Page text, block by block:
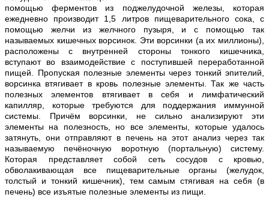
помощью ферментов из поджелудочной железы, которая
ежедневно производит 1,5 литров пищеварительного сока, с
помощью желчи из желчного пузыря, и с помощью так
называемых кишечных ворсинок. Эти ворсинки (а их миллионы),
расположены с внутренней стороны тонкого кишечника,
вступают во взаимодействие с поступившей переработанной
пищей. Пропуская полезные элементы через тонкий эпителий,
ворсинка втягивает в кровь полезные элементы. Так же часть
полезных элементов втягивает в себя и лимфатический
капилляр, которые требуются для поддержания иммунной
системы. Причём ворсинки, не сильно анализируют эти
элементы на полезность, но все элементы, которые удалось
затянуть, они отправляют в печень на этот анализ через так
называемую печёночную воротную (портальную) систему.
Которая представляет собой сеть сосудов с кровью,
обволакивающая все пищеварительные органы (желудок,
толстый и тонкий кишечник), тем самым стягивая на себя (в
печень) все изъятые полезные элементы из пищи.